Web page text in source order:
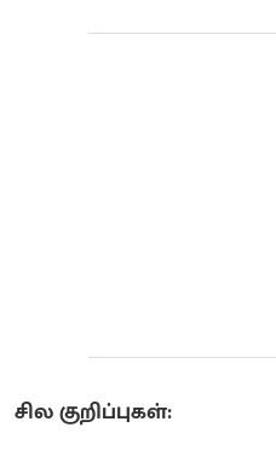
சில குறிப்புகள்: